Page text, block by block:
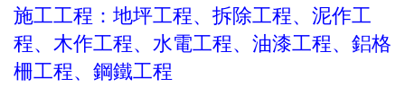
施工工程：地坪工程、拆除工程、泥作工
程、木作工程、水電工程、油漆工程、鋁格
柵工程、鋼鐵工程